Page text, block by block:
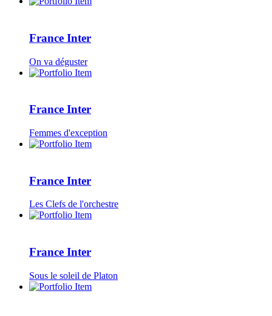
France Inter
On va déguster
France Inter
Femmes d'exception
France Inter
Les Clefs de l'orchestre
France Inter
Sous le soleil de Platon